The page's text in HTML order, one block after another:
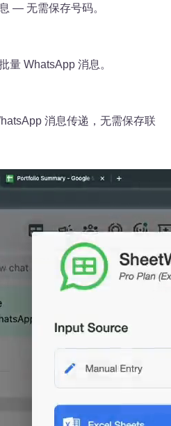
— 无需保存号码。
量 WhatsApp 消息。
消息传递，无需保存联